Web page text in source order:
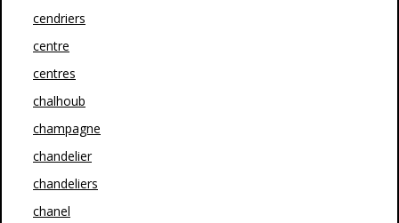
cendriers
centre
centres
chalhoub
champagne
chandelier
chandeliers
chanel